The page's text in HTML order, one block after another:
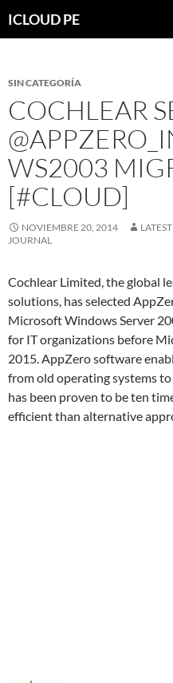
hacia
ICLOUD PE
SIN CATEGORÍA
COCHLEAR
WS2003
[#CLOUD]
NOVIEMBRE 20, 2014
JOURNAL
Cochlear Limited, the global
solutions, has selected
Microsoft Windows Server
for IT organizations before
2015. AppZero software
from old operating systems
has been proven to be ten
efficient than alternative